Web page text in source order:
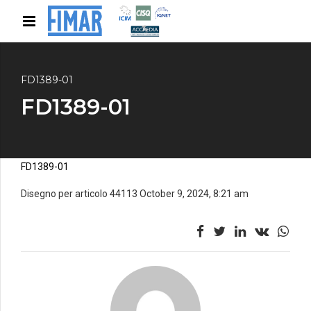
FD1389-01
FD1389-01
FD1389-01
Disegno per articolo 44113 October 9, 2024, 8:21 am